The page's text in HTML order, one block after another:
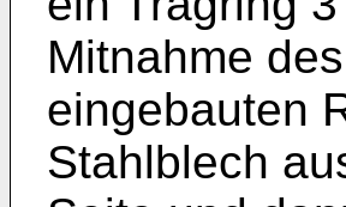
Mitnahme
eingebauten
Stahlblech